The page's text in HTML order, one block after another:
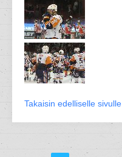
Takaisin edelliselle sivulle